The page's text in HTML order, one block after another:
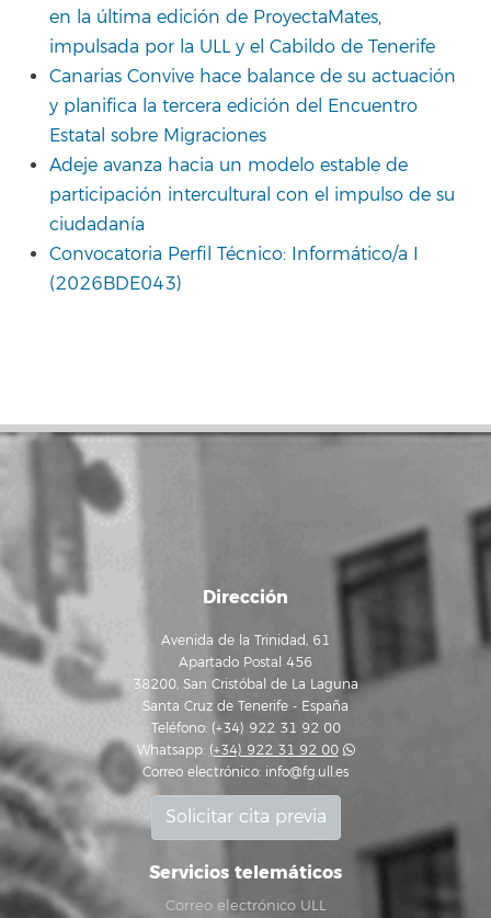
en la última edición de ProyectaMates,
impulsada por la ULL y el Cabildo de Tenerife
Canarias Convive hace balance de su actuación
y planifica la tercera edición del Encuentro
Estatal sobre Migraciones
Adeje avanza hacia un modelo estable de
participación intercultural con el impulso de su
ciudadanía
Convocatoria Perfil Técnico: Informático/a I
(2026BDE043)
Dirección
Avenida de la Trinidad, 61
Apartado Postal 456
38200, San Cristóbal de La Laguna
Santa Cruz de Tenerife - España
Teléfono: (+34) 922 31 92 00
Whatsapp: (+34) 922 31 92 00
Correo electrónico: info@fg.ull.es
Solicitar cita previa
Servicios telemáticos
Correo electrónico ULL